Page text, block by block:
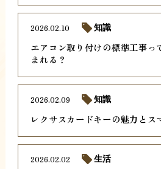
エアコン取り付けの標準工事っ
まれる？
2026.02.10 知識
レクサスカードキーの魅力とス
2026.02.09 知識
2026.02.02 生活